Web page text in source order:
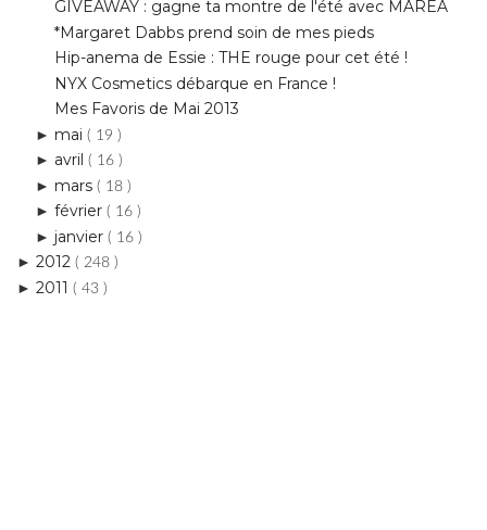
NYX Cosmetics débarque en France !
Mes Favoris de Mai 2013
mai( 19 )
avril ( 16 )
mars ( 18 )
► février( 16 )
► janvier( 16 )
2012( 248 )
2011( 43 )